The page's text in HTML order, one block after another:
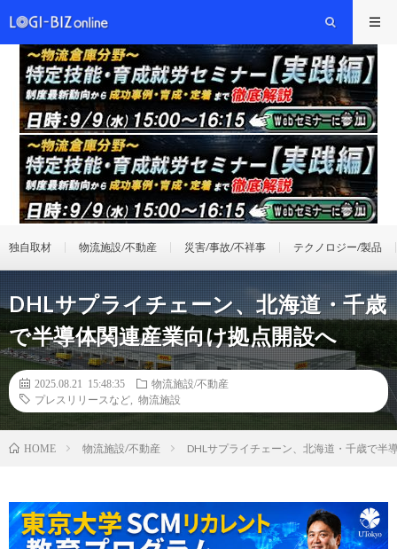
独自取材 物流施設/不動産 災害/事故/不祥事 テクノロジー/製品
DHLサプライチェーン、北海道・千歳
で半導体関連産業向け拠点開設へ
2025.08.21 15:48:35
物流施設/不動産
プレスリリースなど
物流施設
HOME 物流施設/不動産 DHLサプライチェーン、北海道・千歳で半